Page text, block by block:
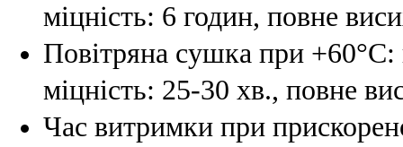
міцність: 6 годин, повне
Повітряна сушка при
міцність: 25-30 хв., повне
Час витримки при